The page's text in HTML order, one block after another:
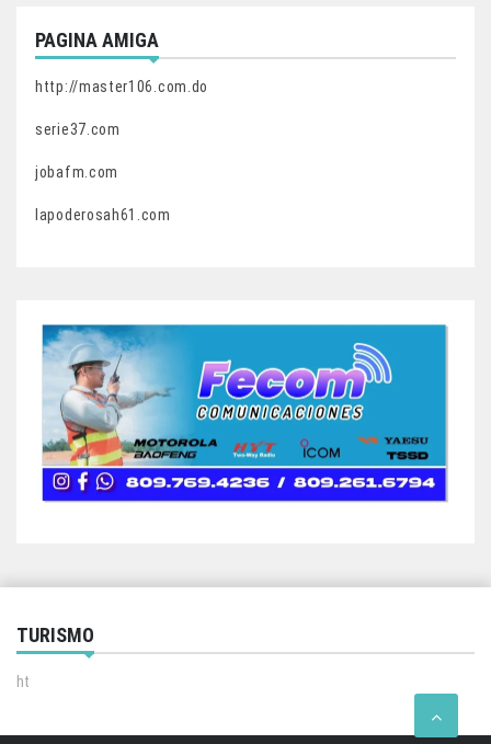
PAGINA AMIGA
http://master106.com.do
serie37.com
jobafm.com
lapoderosah61.com
TURISMO
ht